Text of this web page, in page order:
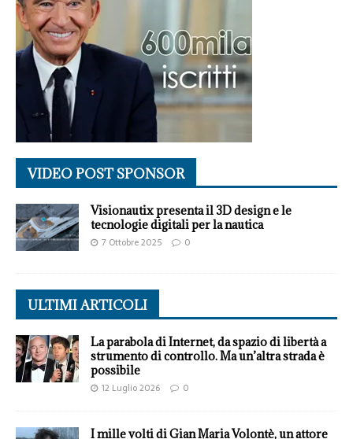
VIDEO POST SPONSOR
Visionautix presenta il 3D design e le
tecnologie digitali per la nautica
7 Ottobre 2025 0
ULTIMI ARTICOLI
La parabola di Internet, da spazio di libertà a
strumento di controllo. Ma un’altra strada è
possibile
12 Luglio 2026 0
I mille volti di Gian Maria Volontè, un attore